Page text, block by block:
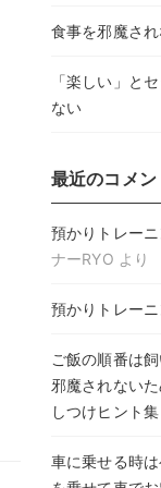
食事を邪魔さ
「楽しい」と
ない
最近のコメン
預かりトレー
ナーRYO より
預かりトレー
ご飯の順番は
邪魔されない
しつけヒント集
車に乗せる時